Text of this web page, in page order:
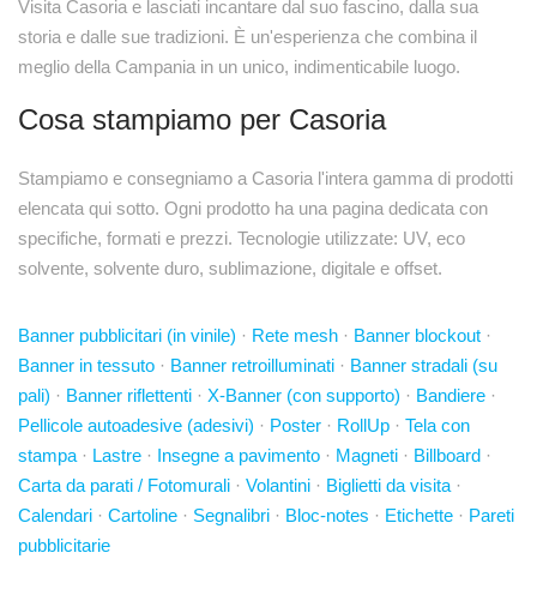
Visita Casoria e lasciati incantare dal suo fascino, dalla sua
storia e dalle sue tradizioni. È un'esperienza che combina il
meglio della Campania in un unico, indimenticabile luogo.
Cosa stampiamo per Casoria
Stampiamo e consegniamo a Casoria l'intera gamma di prodotti
elencata qui sotto. Ogni prodotto ha una pagina dedicata con
specifiche, formati e prezzi. Tecnologie utilizzate: UV, eco
solvente, solvente duro, sublimazione, digitale e offset.
Banner pubblicitari (in vinile) · Rete mesh · Banner blockout ·
Banner in tessuto · Banner retroilluminati · Banner stradali (su
pali) · Banner riflettenti · X-Banner (con supporto) · Bandiere ·
Pellicole autoadesive (adesivi) · Poster · RollUp · Tela con
stampa · Lastre · Insegne a pavimento · Magneti · Billboard ·
Carta da parati / Fotomurali · Volantini · Biglietti da visita ·
Calendari · Cartoline · Segnalibri · Bloc-notes · Etichette · Pareti
pubblicitarie